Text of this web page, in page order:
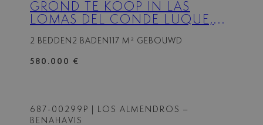
GROND TE KOOP IN LAS
LOMAS DEL CONDE LUQUE,
2 BEDDEN 2 BADEN 117 M² GEBOUWD
580.000 €
687-00299P
| LOS ALMENDROS –
BENAHAVIS